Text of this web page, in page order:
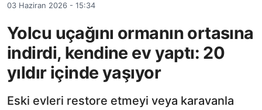
03 Haziran 2026 - 15:34
Yolcu uçağını ormanın ortasına
indirdi, kendine ev yaptı: 20
yıldır içinde yaşıyor
Eski evleri restore etmeyi veya karavanla